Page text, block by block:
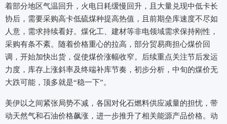
着部分地区气温回升，火电日耗缓慢回升，且大量兑现中低卡长
协后，需要采购高卡低硫煤种提高热值，且前期垒库速度不尽如
人意，需求持续看好。煤化工、建材等非电领域需求保持刚性，
采购有条不紊。随着价格重心的拉高，部分贸易商担心煤价回
调，开始加快出货，促使煤价涨幅收窄。后续重点关注节后发运
力度，库存上涨斜率及终端补库节奏，初步分析，中旬的煤价无
大跌可能，顶多就是“稳一下”。
美伊以之间紧张局势不减，各国对化石燃料供应减量的担忧，带
动天然气和石油价格飙涨，进一步推升了相关能源产品价格。动